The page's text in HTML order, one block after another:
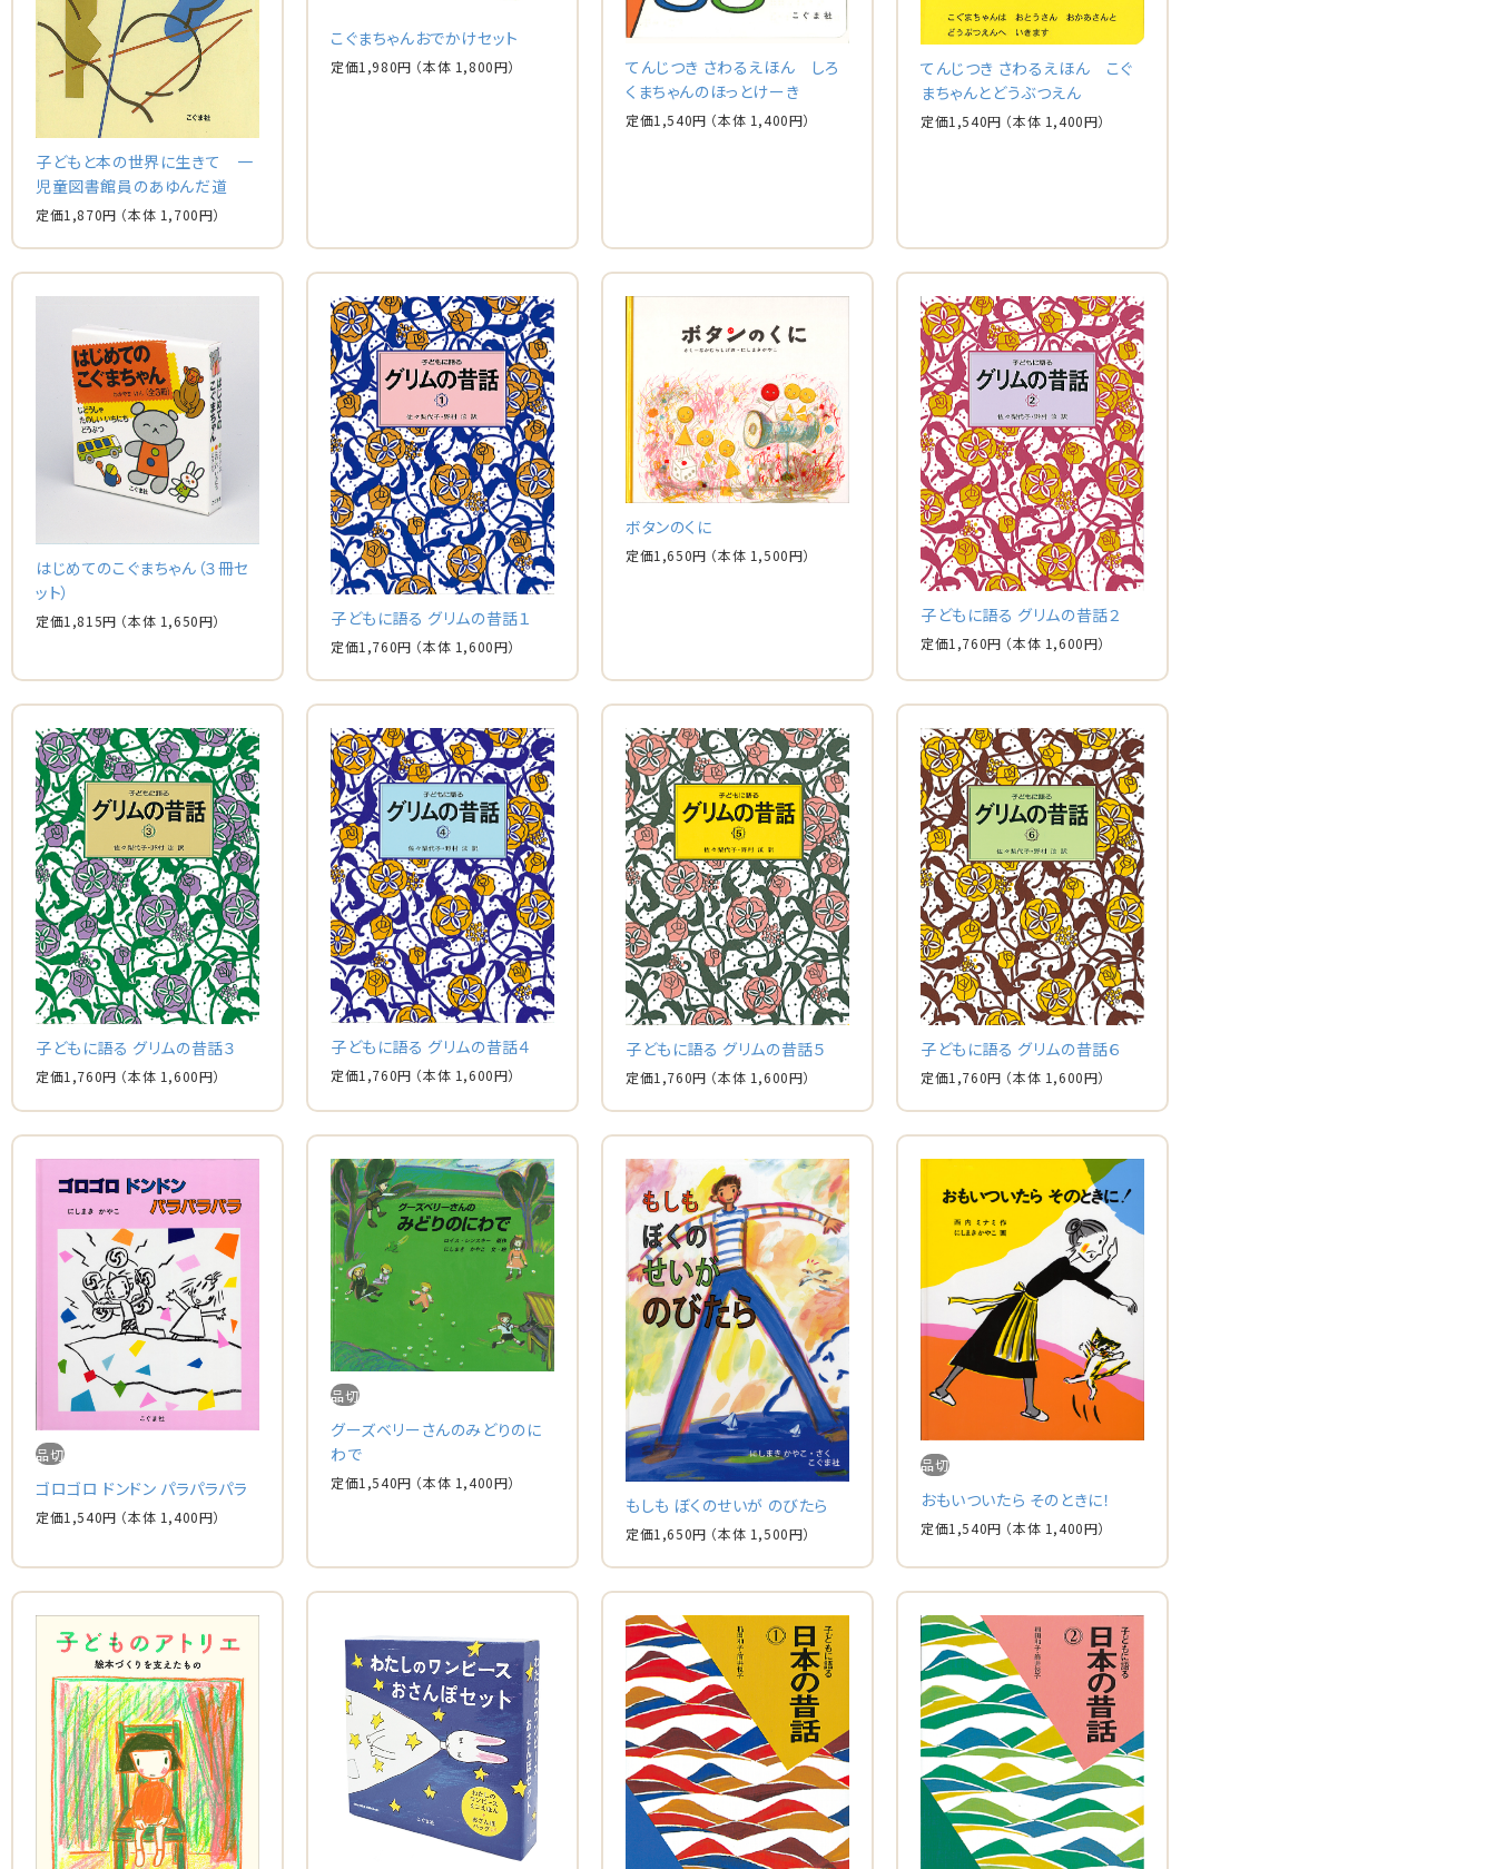
子どもと本の世界に生きて 一
児童図書館員のあゆんだ道
定価1,870円 （本体 1,700円）
こぐまちゃんおでかけセット
定価1,980円 （本体 1,800円）
てんじつき さわるえほん しろ
くまちゃんのほっとけーき
定価1,540円 （本体 1,400円）
てんじつき さわるえほん こぐ
まちゃんとどうぶつえん
定価1,540円 （本体 1,400円）
はじめてのこぐまちゃん（３冊セ
ット）
定価1,815円 （本体 1,650円） 子どもに語る グリムの昔話１
定価1,760円 （本体 1,600円）
ボタンのくに
定価1,650円 （本体 1,500円）
子どもに語る グリムの昔話２
定価1,760円 （本体 1,600円）
子どもに語る グリムの昔話３
定価1,760円 （本体 1,600円）
子どもに語る グリムの昔話４
定価1,760円 （本体 1,600円）
子どもに語る グリムの昔話５
定価1,760円 （本体 1,600円）
子どもに語る グリムの昔話６
定価1,760円 （本体 1,600円）
品切
ゴロゴロ ドンドン パラパラパラ
定価1,540円 （本体 1,400円）
品切
グーズベリーさんのみどりのに
わで
定価1,540円 （本体 1,400円）
もしも ぼくのせいが のびたら
定価1,650円 （本体 1,500円）
品切
おもいついたら そのときに！
定価1,540円 （本体 1,400円）